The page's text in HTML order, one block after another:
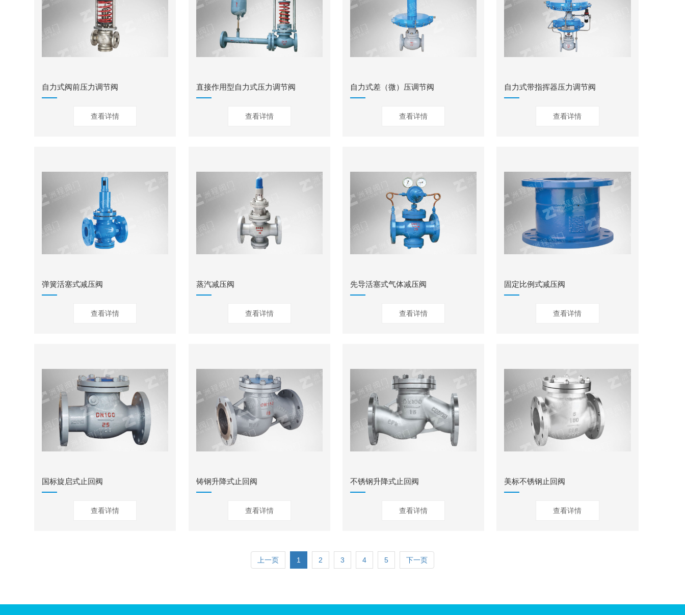
自力式阀前压力调节阀
查看详情
直接作用型自力式压力调节阀
查看详情
自力式差（微）压调节阀
查看详情
自力式带指挥器压力调节阀
查看详情
弹簧活塞式减压阀
查看详情
蒸汽减压阀
查看详情
先导活塞式气体减压阀
查看详情
固定比例式减压阀
查看详情
国标旋启式止回阀
查看详情
铸钢升降式止回阀
查看详情
不锈钢升降式止回阀
查看详情
美标不锈钢止回阀
查看详情
上一页 1 2 3 4 5 下一页